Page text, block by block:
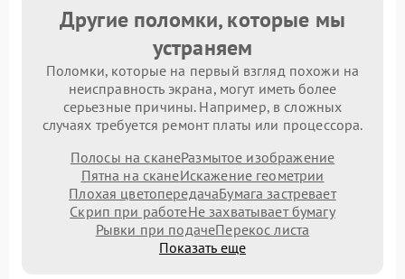
Другие поломки, которые мы
устраняем
Поломки, которые на первый взгляд похожи на
неисправность экрана, могут иметь более
серьезные причины. Например, в сложных
случаях требуется ремонт платы или процессора.
Полосы на сканеРазмытое изображение
Пятна на сканеИскажение геометрии
Плохая цветопередачаБумага застревает
Скрип при работеНе захватывает бумагу
Рывки при подачеПерекос листа
Показать еще